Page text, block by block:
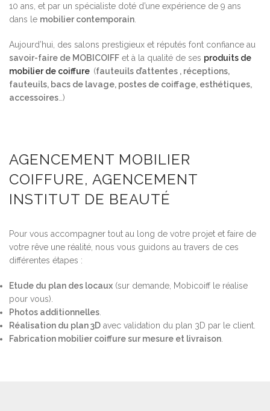
10 ans, et par un spécialiste doté d’une expérience de 9 ans
dans le mobilier contemporain
Aujourd’hui, des salons prestigieux et réputés font confiance au
savoir-faire de MOBICOIFF et à la qualité de ses produits de
mobilier de coiffure (fauteuils d’attentes , réceptions,
fauteuils, bacs de lavage, postes de coiffage, esthétiques,
accessoires …)
AGENCEMENT MOBILIER
COIFFURE, AGENCEMENT
INSTITUT DE BEAUTÉ
Pour vous accompagner tout au long de votre projet et faire de
votre rêve une réalité, nous vous guidons au travers de ces
différentes étapes :
Etude du plan des locaux (sur demande, Mobicoiff le réalise
pour vous).
Photos additionnelles
Réalisation du plan 3D avec validation du plan 3D par le client.
Fabrication mobilier coiffure sur mesure et livraison